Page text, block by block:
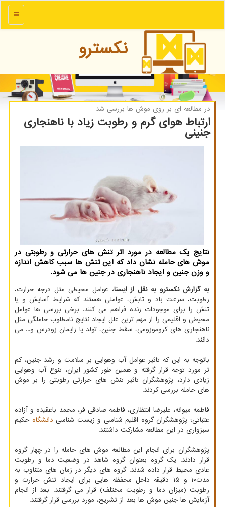
منو
نكسترو
در مطالعه ای بر روی موش ها بررسی شد
ارتباط هوای گرم و رطوبت زیاد با ناهنجاری
جنینی
نتایج یک مطالعه در مورد اثر تنش های حرارتی و رطوبتی در
موش های حامله نشان داد که این تنش ها سبب کاهش اندازه
و وزن جنین و ایجاد ناهنجاری در جنین ها می شود.
به گزارش نکسترو به نقل از ایسنا، عوامل محیطی مثل درجه حرارت،
رطوبت، سرعت باد و تابش، عواملی هستند که شرایط آسایش و یا
تنش را برای موجودات زنده فراهم می کنند. برخی بررسی ها عوامل
محیطی و اقلیمی را از مهم ترین علل ایجاد نتایج نامطلوب حاملگی مثل
ناهنجاری های کروموزومی، سقط جنین، تولد یا زایمان زودرس و... می
دانند.
باتوجه به این که تاثیر عوامل آب وهوایی بر سلامت و رشد جنین، کم
تر مورد توجه قرار گرفته و همین طور کشور ایران، تنوع آب وهوایی
زیادی دارد، پژوهشگران تاثیر تنش های حرارتی رطوبتی را بر موش
های حامله بررسی کردند.
فاطمه میوانه، علیرضا انتظاری، فاطمه صادقی فر، محمد باعقیده و آزاده
عتباتی؛ پژوهشگران گروه اقلیم شناسی و زیست شناسی دانشگاه حکیم
سبزواری در این مطالعه مشارکت داشتند.
پژوهشگران برای انجام این مطالعه موش های حامله را در چهار گروه
قرار دادند. یک گروه بعنوان گروه شاهد در وضعیت دما و رطوبت
عادی محیط قرار داده شدند. گروه های دیگر در زمان های متناوب به
مدت۱۰ و ۱۵ دقیقه داخل محفظه هایی برای ایجاد تنش حرارت و
رطوبت (میزان دما و رطوبت مختلف) قرار می گرفتند. بعد از انجام
آزمایش ها جنین موش ها بعد از تشریح، مورد بررسی قرار گرفتند.